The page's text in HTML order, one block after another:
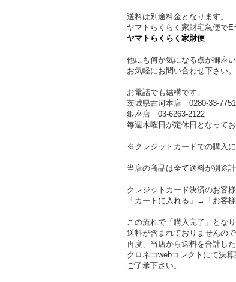
送料は別途料金となります。
ヤマトらくらく家財宅急便でE
ヤマトらくらく家財便
他にも何か気になる点が御座
お気軽にお問い合わせ下さい。
お電話でも結構です。
茨城県古河本店 0280-33-7751
銀座店 03-6263-2122
毎週木曜日が定休日となってお
※クレジットカードでの購入
当店の商品は全て送料が別途計
クレジットカード決済のお客
「カートに入れる」→「お客
この流れで「購入完了」とな
送料が含まれておりませんので
再度、当店から送料を合計し
クロネコwebコレクトにて決算
ご了承下さい。